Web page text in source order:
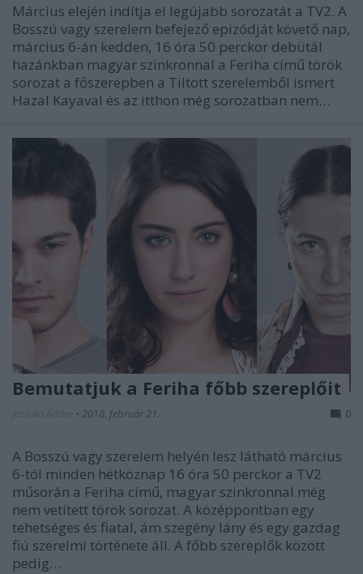
Március elején indítja el legújabb sorozatát a TV2. A
Bosszú vagy szerelem befejező epizódját követő nap,
március 6-án kedden, 16 óra 50 perckor debütál
hazánkban magyar szinkronnal a Feriha című török
sorozat a főszerepben a Tiltott szerelemből ismert
Hazal Kayaval és az itthon még sorozatban nem…
Bemutatjuk a Feriha főbb szereplőit
• 2018. február 21. 0
A Bosszú vagy szerelem helyén lesz látható március
6-tól minden hétköznap 16 óra 50 perckor a TV2
műsorán a Feriha című, magyar szinkronnal még
nem vetített török sorozat. A középpontban egy
tehetséges és fiatal, ám szegény lány és egy gazdag
fiú szerelmi története áll. A főbb szereplők között
pedig…